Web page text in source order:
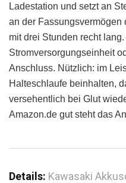
Ladestation und setzt an
an der Fassungsvermögen
mit drei Stunden recht
Stromversorgungseinheit
Anschluss. Nützlich: im
Halteschlaufe beinhalten,
versehentlich bei Glut
Amazon.de gut steht das
Details: Kawasaki